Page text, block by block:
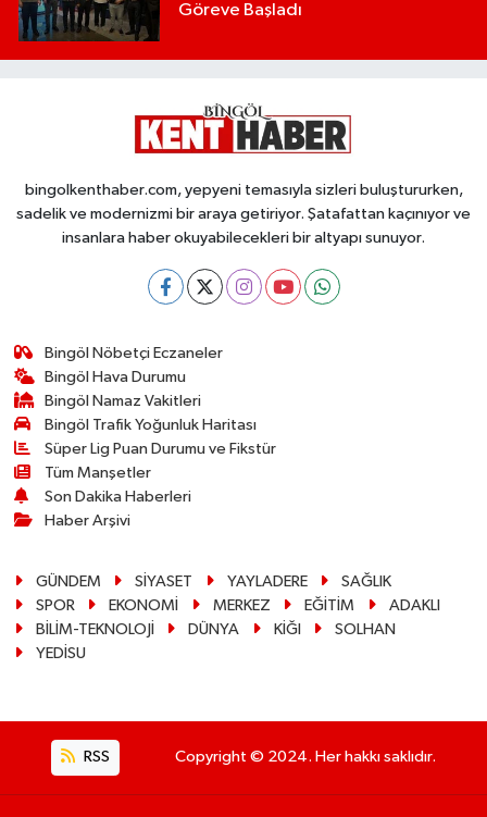
Göreve Başladı
bingolkenthaber.com, yepyeni temasıyla sizleri buluştururken,
sadelik ve modernizmi bir araya getiriyor. Şatafattan kaçınıyor ve
insanlara haber okuyabilecekleri bir altyapı sunuyor.
Bingöl Nöbetçi Eczaneler
Bingöl Hava Durumu
Bingöl Namaz Vakitleri
Bingöl Trafik Yoğunluk Haritası
Süper Lig Puan Durumu ve Fikstür
Tüm Manşetler
Son Dakika Haberleri
Haber Arşivi
GÜNDEM SİYASET YAYLADERE
SAĞLIK
SPOR
EKONOMİ MERKEZ EĞİTİM
ADAKLI
BİLİM-TEKNOLOJİ
DÜNYA KİĞI
SOLHAN
YEDİSU
RSS Copyright © 2024. Her hakkı saklıdır.